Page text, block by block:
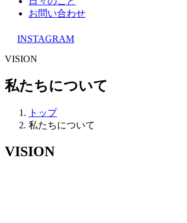
お問い合わせ
INSTAGRAM
VISION
私たちについて
トップ
私たちについて
VISION